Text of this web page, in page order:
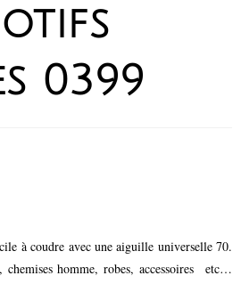
0399
à coudre avec une aiguille universelle 70.
chemises homme, robes, accessoires etc…